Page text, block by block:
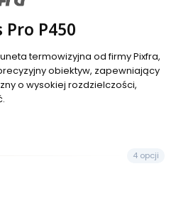
P450
termowizyjna od firmy Pixfra,
obiektyw, zapewniający
o wysokiej rozdzielczości,
4 opcji